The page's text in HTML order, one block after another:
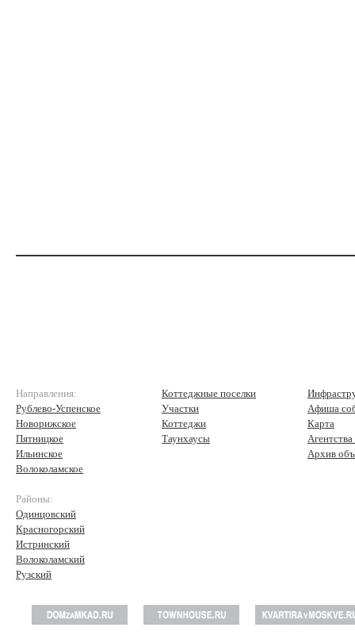
Направления:
Рублево-Успенское
Новорижское
Пятницкое
Ильинское
Волоколамское
Районы:
Одинцовский
Красногорский
Истринский
Волоколамский
Рузский
Коттеджные поселки
Участки
Коттеджи
Таунхаусы
Афиша
Карта
Архив